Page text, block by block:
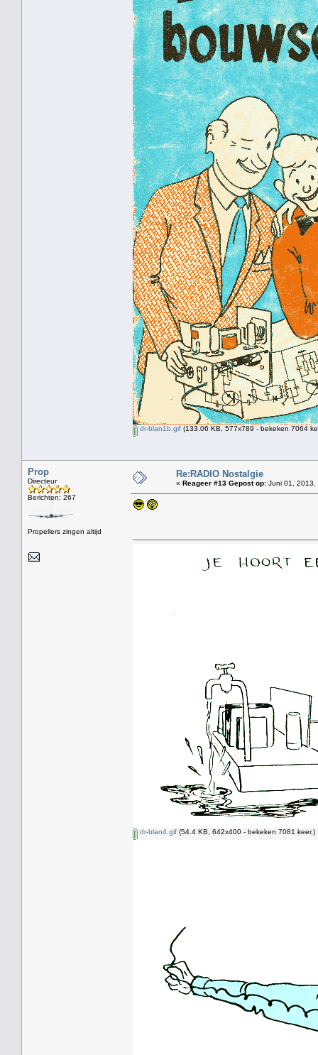
dr-blan1b.gif (133.06 KB, 577x789 - bekeken 7064
Prop
Directeur
Berichten: 267
Propellers zingen altijd
Re:RADIO Nostalgie
« Reageer #13 Gepost op: Juni 01, 2013,
dr-blan4.gif (54.4 KB, 642x400 - bekeken 7081 keer.)